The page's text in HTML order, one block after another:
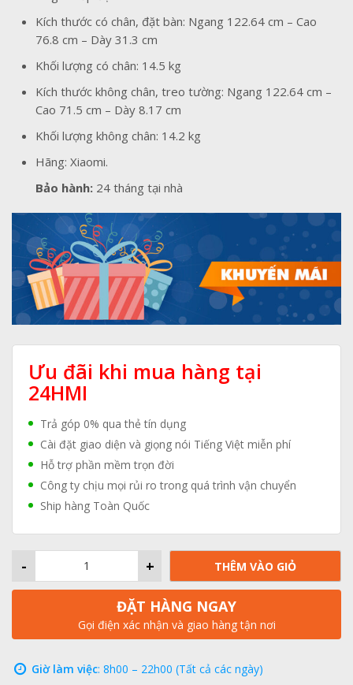
Kích thước có chân, đặt bàn: Ngang 122.64 cm – Cao
76.8 cm – Dày 31.3 cm
Khối lượng có chân: 14.5 kg
Kích thước không chân, treo tường: Ngang 122.64 cm –
Cao 71.5 cm – Dày 8.17 cm
Khối lượng không chân: 14.2 kg
Hãng: Xiaomi.
Bảo hành: 24 tháng tại nhà
Ưu đãi khi mua hàng tại
24HMI
Trả góp 0% qua thẻ tín dụng
Cài đặt giao diện và giọng nói Tiếng Việt miễn phí
Hỗ trợ phần mềm trọn đời
Công ty chịu mọi rủi ro trong quá trình vận chuyển
Ship hàng Toàn Quốc
+
- THÊM VÀO GIỎ
ĐẶT HÀNG NGAY
Gọi điện xác nhận và giao hàng tận nơi
Giờ làm việc: 8h00 – 22h00 (Tất cả các ngày)